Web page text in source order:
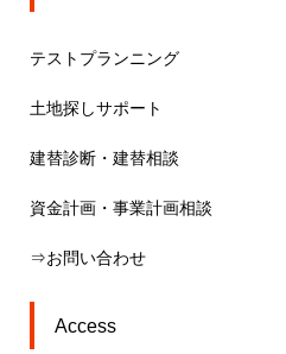
テストプランニング
土地探しサポート
建替診断・建替相談
資金計画・事業計画相談
⇒お問い合わせ
Access